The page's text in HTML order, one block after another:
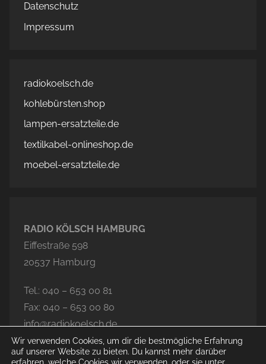
Datenschutz
Impressum
radiokoelsch.de
kohlebürsten.shop
lampen-ersatzteile.de
textilkabel-onlineshop.de
moebel-ersatzteile.de
RADIO KÖLSCH HAMBURG
Eiffestraße 598
20537 Hamburg
Tel.: 040 – 653 00 81
Fax: 040 – 653 00 80
info@radiokoelsch.de
Wir verwenden Cookies, um dir die bestmögliche Erfahrung
auf unserer Website zu bieten. Du kannst mehr darüber